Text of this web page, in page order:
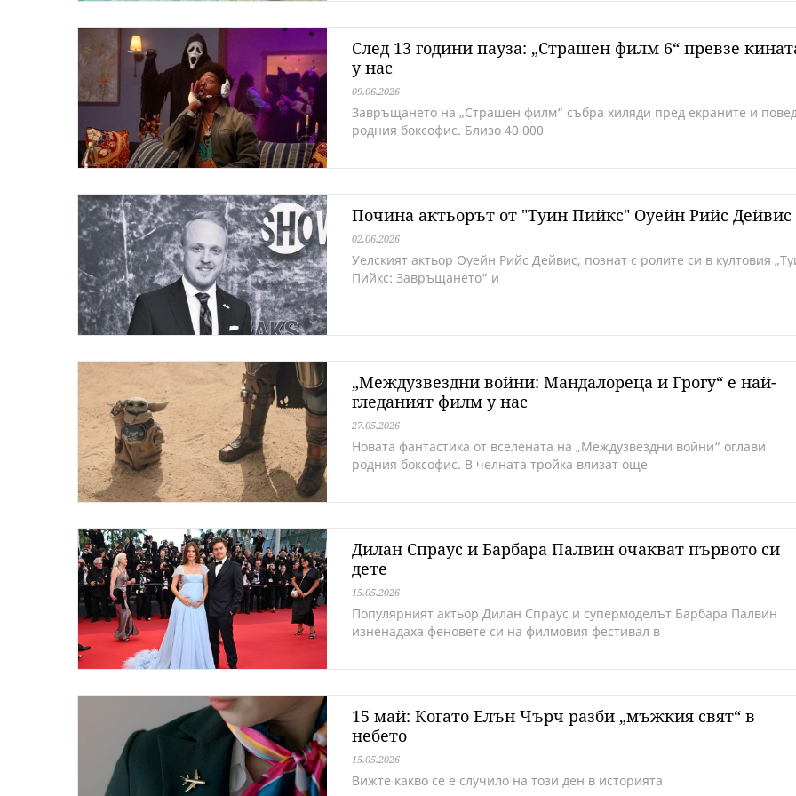
След 13 години пауза: „Страшен филм 6“ превзе
у нас
09.06.2026
Завръщането на „Страшен филм“ събра хиляди пред екраните и
родния боксофис. Близо 40 000
Почина актьорът от "Туин Пийкс" Оуейн Рийс Дейвис
02.06.2026
Уелският актьор Оуейн Рийс Дейвис, познат с ролите си в култовия
Пийкс: Завръщането“ и
„Междузвездни войни: Мандалореца и Грогу“ е най-
гледаният филм у нас
27.05.2026
Новата фантастика от вселената на „Междузвездни войни“ оглави
родния боксофис. В челната тройка влизат още
Дилан Спраус и Барбара Палвин очакват първото си
дете
15.05.2026
Популярният актьор Дилан Спраус и супермоделът Барбара Палвин
изненадаха феновете си на филмовия фестивал в
15 май: Когато Елън Чърч разби „мъжкия свят“ в
небето
15.05.2026
Вижте какво се е случило на този ден в историята